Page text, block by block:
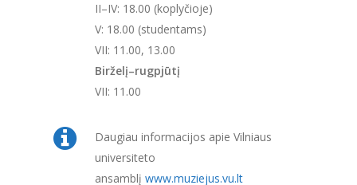
II–IV: 18.00 (koplyčioje)
V: 18.00 (studentams)
VII: 11.00, 13.00
Birželį–rugpjūtį
VII: 11.00
Daugiau informacijos apie Vilniaus
universiteto
ansamblį www.muziejus.vu.lt